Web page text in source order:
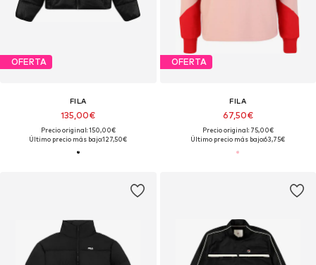
OFERTA
FILA
135,00€
Precio original: 150,00€
Último precio más bajo:127,50€
OFERTA
FILA
67,50€
Precio original: 75,00€
Último precio más bajo:63,75€